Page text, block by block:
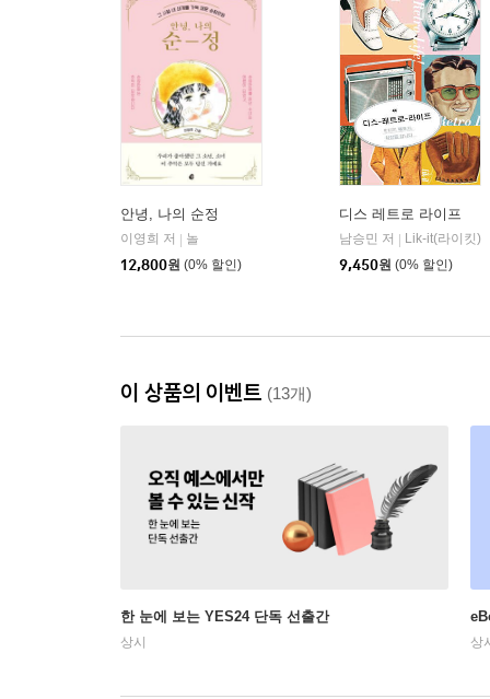
안녕, 나의 순정
이영희 저 | 놀
12,800원 (0% 할인)
디스 레트로 라이프
남승민 저 | Lik-it(라이킷)
9,450원 (0% 할인)
이 상품의 이벤트 (13개)
한 눈에 보는 YES24 단독 선출간
상시 상